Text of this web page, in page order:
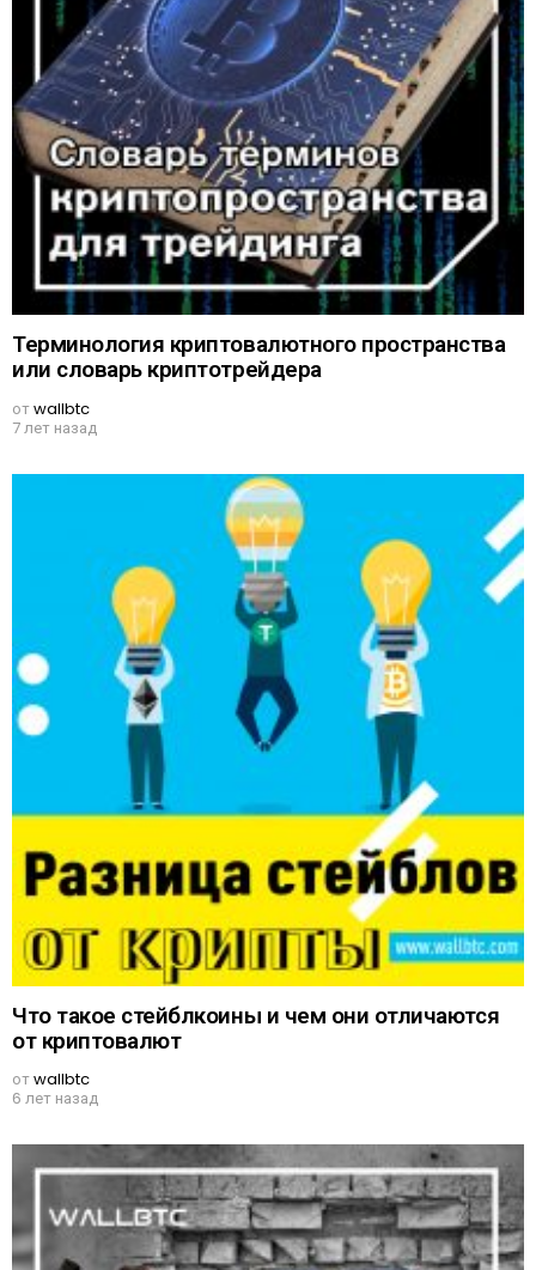
Терминология криптовалютного пространства
или словарь криптотрейдера
отwallbtc
7 лет назад
Что такое стейблкоины и чем они отличаются
от криптовалют
отwallbtc
6 лет назад